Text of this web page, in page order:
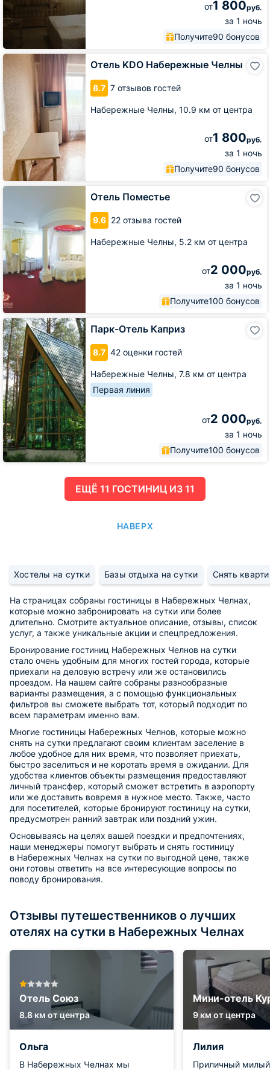
от1 800руб.
за 1 ночь
Получите90 бонусов
Отель KDO Набережные Челны
8.7 7 отзывов гостей
Набережные Челны, 10.9 км от центра
от1 800руб.
за 1 ночь
Получите90 бонусов
Отель
KDO
Набережные
Челны
Отель Поместье
9.6 22 отзыва гостей
Набережные Челны, 5.2 км от центра
от2 000руб.
за 1 ночь
Получите100 бонусов
Отель
Парк-Отель Каприз
8.7 42 оценки гостей
Набережные Челны, 7.8 км от центра
Первая линия
от2 000руб.
за 1 ночь
Получите100 бонусов
Парк-
Отель
Каприз
ЕЩË 11 ГОСТИНИЦ ИЗ 11
НАВЕРХ
Хостелы на сутки Базы отдыха на сутки Снять
На страницах собраны гостиницы в Набережных Челнах,
которые можно забронировать на сутки или более
длительно. Смотрите актуальное описание, отзывы, список
услуг, а также уникальные акции и спецпредложения.
Бронирование гостиниц Набережных Челнов на сутки
стало очень удобным для многих гостей города, которые
приехали на деловую встречу или же остановились
проездом. На нашем сайте собраны разнообразные
варианты размещения, а с помощью функциональных
фильтров вы сможете выбрать тот, который подходит по
всем параметрам именно вам.
Многие гостиницы Набережных Челнов, которые можно
снять на сутки предлагают своим клиентам заселение в
любое удобное для них время, что позволяет приехать,
быстро заселиться и не коротать время в ожидании. Для
удобства клиентов объекты размещения предоставляют
личный трансфер, который сможет встретить в аэропорту
или же доставить вовремя в нужное место. Также, часто
для посетителей, которые бронируют гостиницу на сутки,
предусмотрен ранний завтрак или поздний ужин.
Основываясь на целях вашей поездки и предпочтениях,
наши менеджеры помогут выбрать и снять гостиницу
в Набережных Челнах на сутки по выгодной цене, также
они готовы ответить на все интересующие вопросы по
поводу бронирования.
Отзывы путешественников о лучших
отелях на сутки в Набережных Челнах
Отель Союз
8.8 км от центра
Ольга
В Набережных Челнах мы
Мини-отель
9 км от центра
Лилия
Приличный